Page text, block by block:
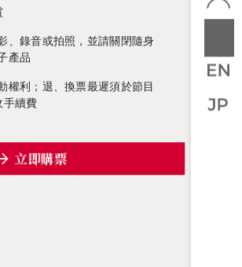
、錄音或拍照，並請關閉隨身
產品
權利；退、換票最遲須於節目
手續費
立即購票